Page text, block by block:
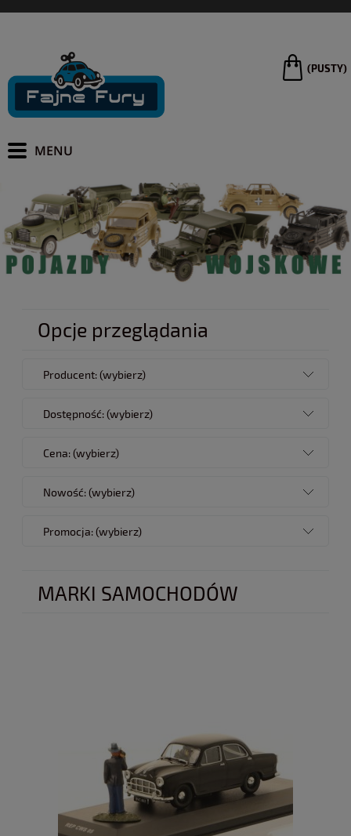
(PUSTY)
Opcje przeglądania
Producent: (wybierz)
Dostępność: (wybierz)
Cena: (wybierz)
Nowość: (wybierz)
Promocja: (wybierz)
MARKI SAMOCHODÓW